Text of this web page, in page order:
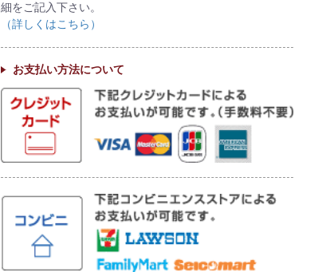
細をご記入下さい。
（詳しくはこちら）
お支払い方法について